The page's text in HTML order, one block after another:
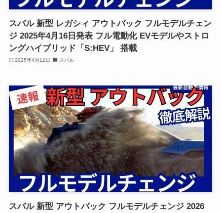
スバル 新型 レガシィ アウトバック フルモデルチェン
ジ 2025年4月16日発表 フル電動化 EVモデルやストロ
ングハイブリッド「S:HEV」 搭載
2025年4月12日 スバル
スバル 新型 アウトバック フルモデルチェンジ 2026